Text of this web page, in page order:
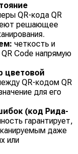
QR-кода QR
решающее
четкость и
Code напрямую
цветовой
QR-кодом QR
для его
(код Рида-
гарантирует,
даже
или